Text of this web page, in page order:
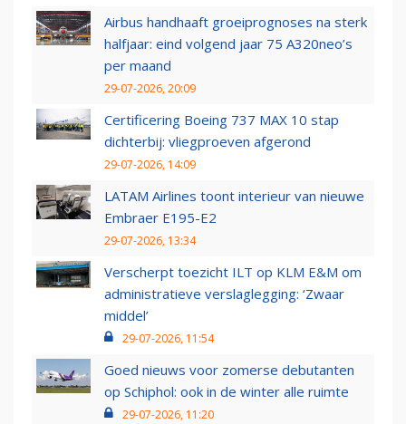
Airbus handhaaft groeiprognoses na sterk
halfjaar: eind volgend jaar 75 A320neo’s
per maand
29-07-2026, 20:09
Certificering Boeing 737 MAX 10 stap
dichterbij: vliegproeven afgerond
29-07-2026, 14:09
LATAM Airlines toont interieur van nieuwe
Embraer E195-E2
29-07-2026, 13:34
Verscherpt toezicht ILT op KLM E&M om
administratieve verslaglegging: ‘Zwaar
middel’
29-07-2026, 11:54
Goed nieuws voor zomerse debutanten
op Schiphol: ook in de winter alle ruimte
29-07-2026, 11:20